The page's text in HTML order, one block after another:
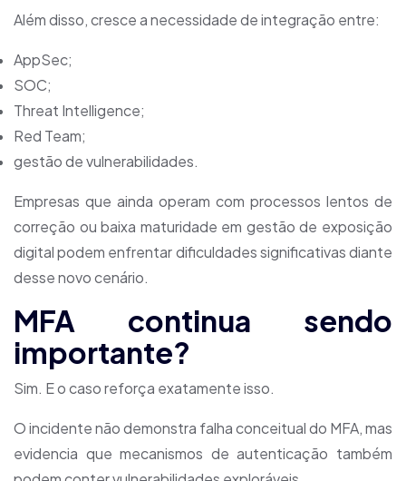
Além disso, cresce a necessidade de integração entre:
AppSec;
SOC;
Threat Intelligence;
Red Team;
gestão de vulnerabilidades.
Empresas que ainda operam com processos lentos de
correção ou baixa maturidade em gestão de exposição
digital podem enfrentar dificuldades significativas diante
desse novo cenário.
MFA continua sendo
importante?
Sim. E o caso reforça exatamente isso.
O incidente não demonstra falha conceitual do MFA, mas
evidencia que mecanismos de autenticação também